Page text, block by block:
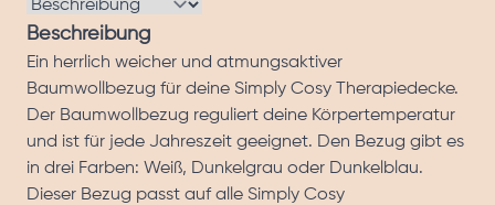
Beschreibung
Ein herrlich weicher und atmungsaktiver
Baumwollbezug für deine Simply Cosy Therapiedecke.
Der Baumwollbezug reguliert deine Körpertemperatur
und ist für jede Jahreszeit geeignet. Den Bezug gibt es
in drei Farben: Weiß, Dunkelgrau oder Dunkelblau.
Dieser Bezug passt auf alle Simply Cosy